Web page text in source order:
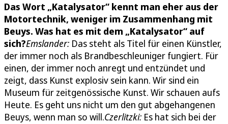
Das Wort „Katalysator“ kennt man eher aus der
Motortechnik, weniger im Zusammenhang mit
Beuys. Was hat es mit dem „Katalysator“ auf
sich?Emslander: Das steht als Titel für einen Künstler,
der immer noch als Brandbeschleuniger fungiert. Für
einen, der immer noch anregt und entzündet und
zeigt, dass Kunst explosiv sein kann. Wir sind ein
Museum für zeitgenössische Kunst. Wir schauen aufs
Heute. Es geht uns nicht um den gut abgehangenen
Beuys, wenn man so will.Czerlitzki: Es hat sich bei der